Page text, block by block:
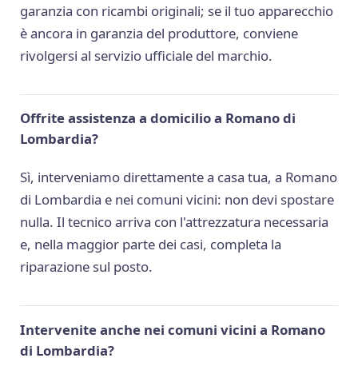
garanzia con ricambi originali; se il tuo apparecchio
è ancora in garanzia del produttore, conviene
rivolgersi al servizio ufficiale del marchio.
Offrite assistenza a domicilio a Romano di
Lombardia?
Sì, interveniamo direttamente a casa tua, a Romano
di Lombardia e nei comuni vicini: non devi spostare
nulla. Il tecnico arriva con l'attrezzatura necessaria
e, nella maggior parte dei casi, completa la
riparazione sul posto.
Intervenite anche nei comuni vicini a Romano
di Lombardia?